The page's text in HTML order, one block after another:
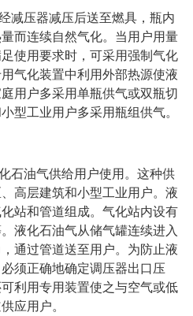
减压器减压后送至燃具，瓶内
而连续自然气化。当用户用量
使用要求时，可采用强制气化
气化装置中利用外部热源使液
用户多采用单瓶供气或双瓶切
型工业用户多采用瓶组供气。
石油气供给用户使用。这种供
高层建筑和小型工业用户。液
站和管道组成。气化站内设有
液化石油气从储气罐连续进入
通过管道送至用户。为防止液
须正确地确定调压器出口压
利用专用装置使之与空气或低
应用户。